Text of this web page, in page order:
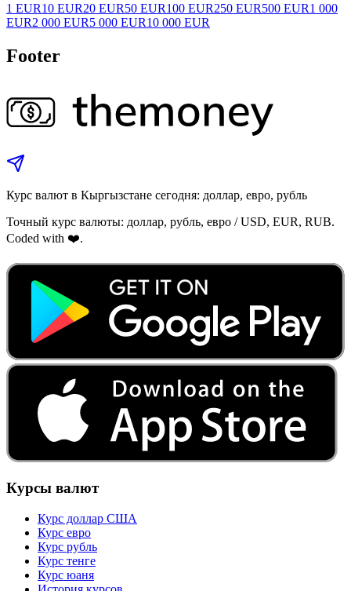
1 EUR10 EUR20 EUR50 EUR100 EUR250 EUR500 EUR1 000
EUR2 000 EUR5 000 EUR10 000 EUR
Footer
Курс валют в Кыргызстане сегодня: доллар, евро, рубль
Точный курс валюты: доллар, рубль, евро / USD, EUR, RUB.
Coded with ❤️.
Курсы валют
Курс доллар США
Курс евро
Курс рубль
Курс тенге
Курс юаня